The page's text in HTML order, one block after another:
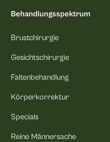
Behandlungsspektrum
Brustchirurgie
Gesichtschirurgie
Faltenbehandlung
Körperkorrektur
Specials
Reine Männersache